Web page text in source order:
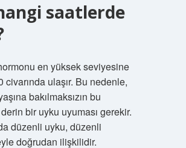
saatlerde
en yüksek seviyesine
civarında ulaşır. Bu nedenle,
bakılmaksızın bu
bir uyku uyuması gerekir.
düzenli uyku, düzenli
doğrudan ilişkilidir.